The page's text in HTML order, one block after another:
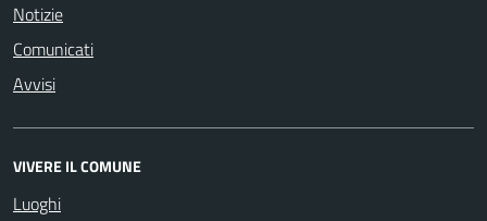
Notizie
Comunicati
Avvisi
VIVERE IL COMUNE
Luoghi